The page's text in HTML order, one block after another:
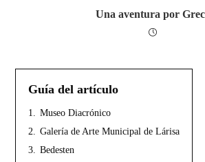
Una aventura por
Guía del artículo
1.
Museo Diacrónico
2.
Galería de Arte Municipal de Lárisa
3.
Bedesten